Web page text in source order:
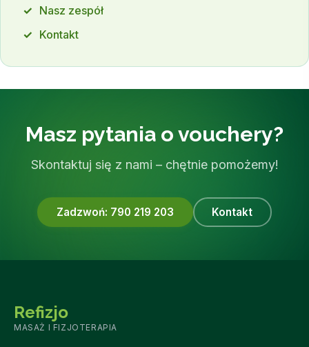
Nasz zespół
Kontakt
Masz pytania o vouchery?
Skontaktuj się z nami – chętnie pomożemy!
Zadzwoń: 790 219 203 Kontakt
Refizjo
MASAŻ I FIZJOTERAPIA